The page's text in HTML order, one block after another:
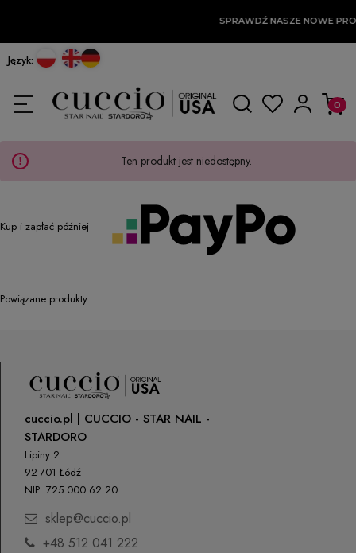
SPRAWDŹ NASZE NOWE
Język:
Ten produkt jest niedostępny.
Kup i zapłać później
Powiązane produkty
cuccio.pl | CUCCIO - STAR NAIL -
STARDORO
Lipiny 2
92-701 Łódź
NIP: 725 000 62 20
sklep@cuccio.pl
+48 512 041 222